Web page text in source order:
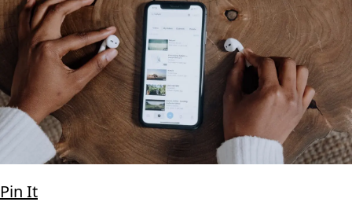
Como
Pin It